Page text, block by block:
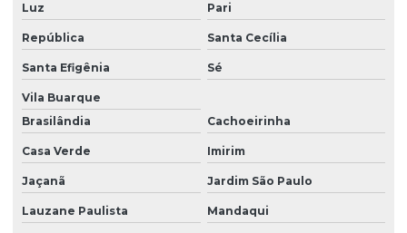
Levantamento planialtimétrico e topográfico
Levantamento topografico engenharia civil
Levantamento topografico geografico
Levantamento topográfico georreferenciado preços
Levantamento topografico de lotes urbanos
Levantamento topográfico planimétrico cadastral
Luz Pari
República Santa Cecília
Santa Efigênia Sé
Vila Buarque
Brasilândia
Cachoeirinha
Casa Verde Imirim
Jaçanã Jardim São Paulo
Lauzane Paulista Mandaqui